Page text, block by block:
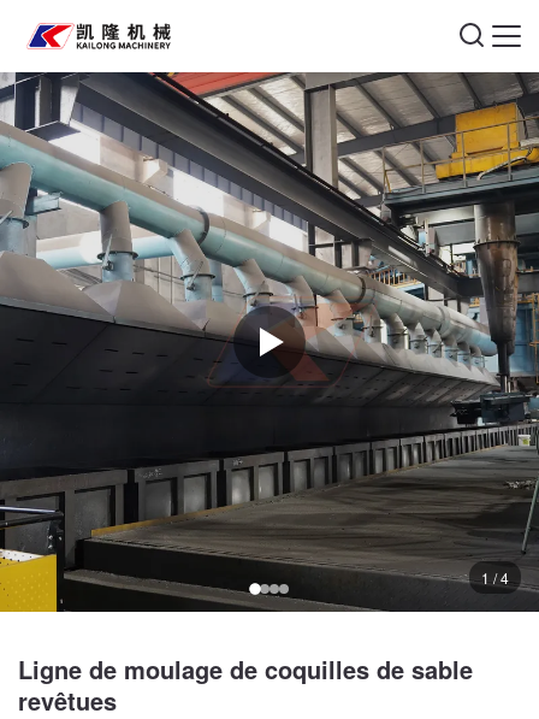
1 / 4
Ligne de moulage de coquilles de sable
revêtues